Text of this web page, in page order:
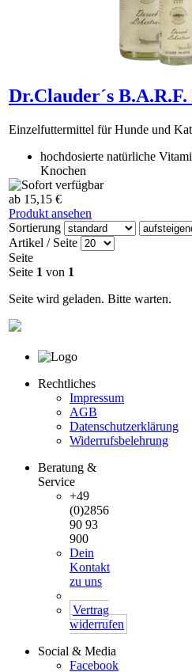
Dr.Clauder´s
Einzelfuttermittel für Hunde und
hochdosierte natürliche
Knochen
die ideale Ergänzung zu einer
Ernährung
ab 15,15 €
Produkt ansehen
Sortierung
Artikel / Seite
Seite
Seite 1 von 1
Seite wird geladen. Bitte warten.
Rechtliches
Impressum
AGB
Datenschutzerklärung
Widerrufsbelehrung
Beratung &
Service
+49
(0)2856
90 93
900
Dein
Kontakt
zu uns
Vertrag
widerrufen
Social & Media
Facebook